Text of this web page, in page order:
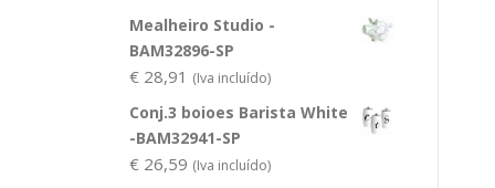
Mealheiro Studio -
BAM32896-SP
€ 28,91 (Iva incluído)
Conj.3 boioes Barista White
-BAM32941-SP
€ 26,59 (Iva incluído)